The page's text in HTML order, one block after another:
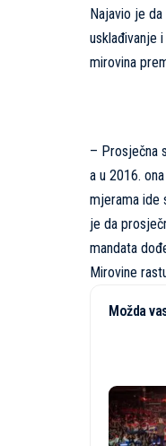
Najavio je
usklađivanje
mirovina
– Prosječna
a u 2016.
mjerama ide
je da
mandata
Mirovine
Možda